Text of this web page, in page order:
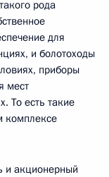
рода
для
и болотоходы
приборы
мест
То есть такие
комплексе
и акционерный